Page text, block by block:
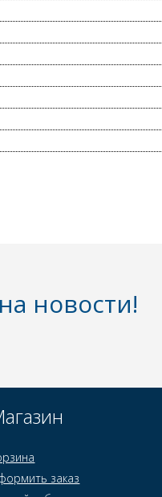
новости!
заказ